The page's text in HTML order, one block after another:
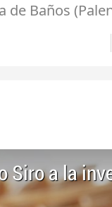
de Baños
Siro a la